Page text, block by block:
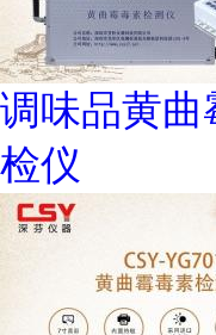
调味品黄曲
检仪